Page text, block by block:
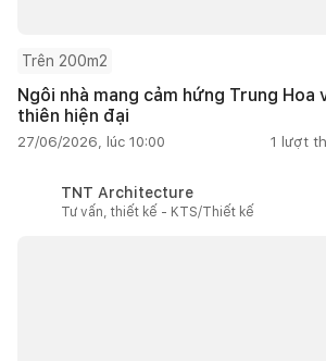
Trên 200m2
Ngôi nhà mang cảm hứng Trung Hoa
thiên hiện đại
27/06/2026, lúc 10:00 1 lượt
TNT Architecture
Tư vấn, thiết kế - KTS/Thiết kế